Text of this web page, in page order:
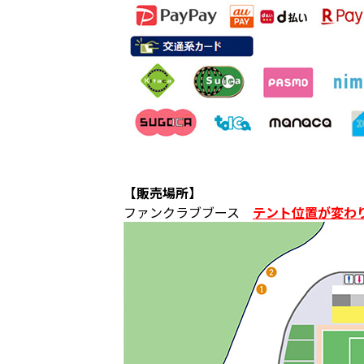
【販売場所】
ファンクラブブース テント位置が変わ